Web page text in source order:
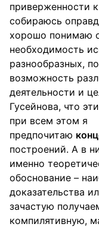
приверженности
собираюсь
хорошо понимаю
необходимость
разнообразных,
возможность
деятельности и
Гусейнова, что
при всем этом я
предпочитаю
построений. А в
именно
обоснование –
доказательства
зачастую
компилятивную,